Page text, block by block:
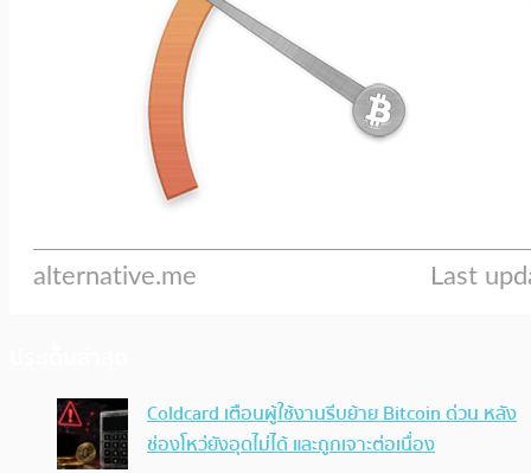
Coldcard เตือนผู้ใช้งานรีบย้าย Bitcoin ด่วน หลัง
ช่องโหว่ยังอุดไม่ได้ และถูกเจาะต่อเนื่อง